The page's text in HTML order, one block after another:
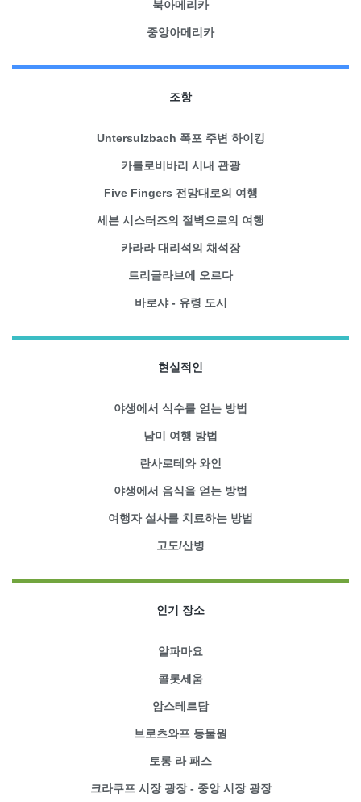
북아메리카
중앙아메리카
조항
Untersulzbach 폭포 주변 하이킹
카를로비바리 시내 관광
Five Fingers 전망대로의 여행
세븐 시스터즈의 절벽으로의 여행
카라라 대리석의 채석장
트리글라브에 오르다
바로샤 - 유령 도시
현실적인
야생에서 식수를 얻는 방법
남미 여행 방법
란사로테와 와인
야생에서 음식을 얻는 방법
여행자 설사를 치료하는 방법
고도/산병
인기 장소
알파마요
콜롯세움
암스테르담
브로츠와프 동물원
토롱 라 패스
크라쿠프 시장 광장 - 중앙 시장 광장